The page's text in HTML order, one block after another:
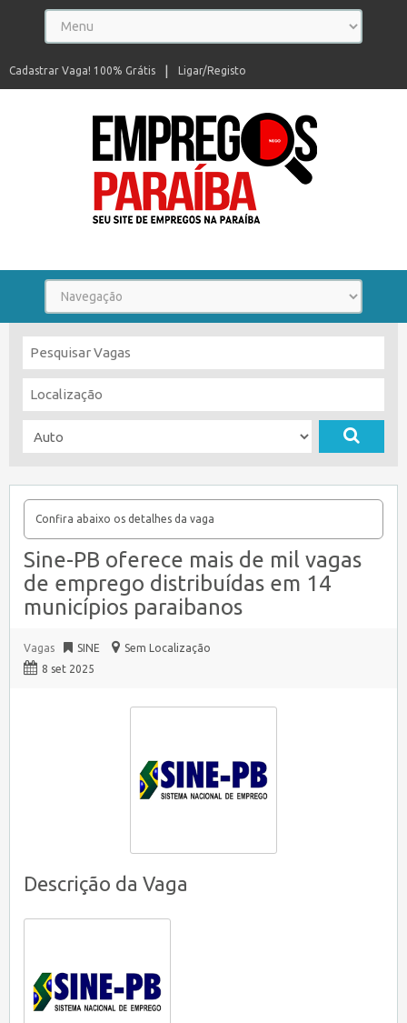
Ligar/Registo
Cadastrar Vaga! 100% Grátis
Confira abaixo os detalhes da vaga
Sine-PB oferece mais de mil vagas
de emprego distribuídas em 14
municípios paraibanos
Vagas SINE
Sem Localização
8 set 2025
Descrição da Vaga